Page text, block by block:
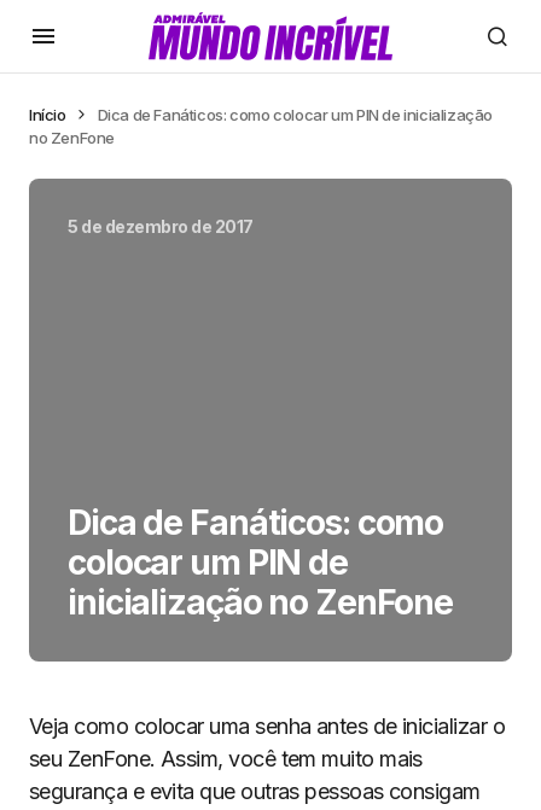
Início
Dica de Fanáticos: como colocar um PIN de inicialização
no ZenFone
5 de dezembro de 2017
Dica de Fanáticos: como
colocar um PIN de
inicialização no ZenFone
Veja como colocar uma senha antes de inicializar o
seu ZenFone. Assim, você tem muito mais
segurança e evita que outras pessoas consigam